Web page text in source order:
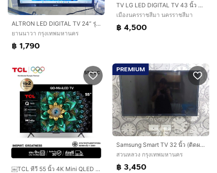
ALTRON LED DIGITAL TV 24” รุ่น LTV-2405 จอสวยไมมเบิร์น ราคาถูกใจ
ยานนาวา กรุงเทพมหานคร
฿ 1,790
TV LG LED DIGITAL TV 43 นิ้ว 43LJ500T
เมืองนครราชสีมา นครราชสีมา
฿ 4,500
￼TCL ทีวี 55 นิ้ว 4K Mini QLED Google TV รุ่น 55Q6C
PREMIUM
Samsung Smart TV 32 นิ้ว (ติดผนัง)
สวนหลวง กรุงเทพมหานคร
฿ 3,450